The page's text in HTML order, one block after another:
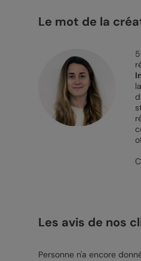
Le mot de la
Les avis de nos
Personne n'a encore